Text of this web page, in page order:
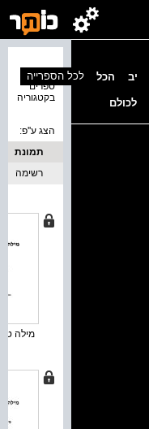
יב הכל
לכולם
ספרים
בקטגוריה
לכל הספרייה
הצג ע''פ:
תמונת
כריכה
רשימה
מילה